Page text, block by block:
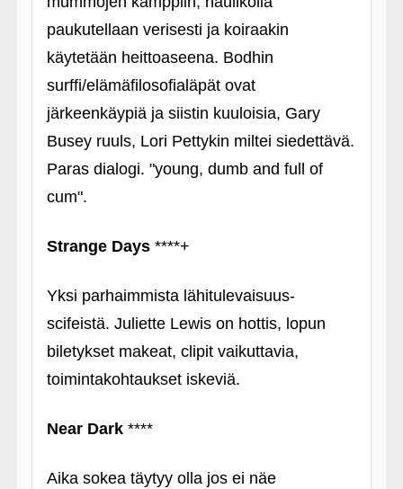
paukutellaan verisesti ja koiraakin
käytetään heittoaseena. Bodhin
surffi/elämäfilosofialäpät ovat
järkeenkäypiä ja siistin kuuloisia, Gary
Busey ruuls, Lori Pettykin miltei siedettävä.
Paras dialogi. "young, dumb and full of
cum".
Strange Days****+
Yksi parhaimmista lähitulevaisuus-
scifeistä. Juliette Lewis on hottis, lopun
biletykset makeat, clipit vaikuttavia,
toimintakohtaukset iskeviä.
Near Dark****
Aika sokea täytyy olla jos ei näe